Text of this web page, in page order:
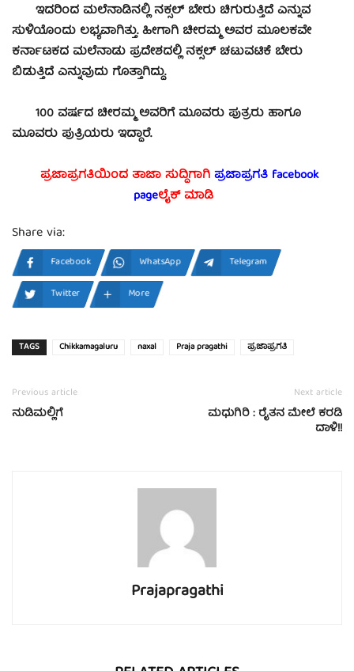
ಇದರಿಂದ ಮಲೆನಾಡಿನಲ್ಲಿ ನಕ್ಸಲ್ ಬೇರು ಚಿಗುರುತ್ತಿದೆ ಎನ್ನುವ
ಸುಳಿಯೊಂದು ಲಭ್ಯವಾಗಿತ್ತು. ಹೀಗಾಗಿ ಚೀರಮ್ಮ ಅವರ ಮೂಲಕವೇ
ಕರ್ನಾಟಕದ ಮಲೆನಾಡು ಪ್ರದೇಶದಲ್ಲಿ ನಕ್ಸಲ್ ಚಟುವಟಿಕೆ ಬೇರು
ಬಿಡುತ್ತಿದೆ ಎನ್ನುವುದು ಗೊತ್ತಾಗಿದ್ದು.
100 ವರ್ಷದ ಚೀರಮ್ಮ ಅವರಿಗೆ ಮೂವರು ಪುತ್ರರು ಹಾಗೂ
ಮೂವರು ಪುತ್ರಿಯರು ಇದ್ದಾರೆ.
ಪ್ರಜಾಪ್ರಗತಿಯಿಂದ ತಾಜಾ ಸುದ್ದಿಗಾಗಿಪ್ರಜಾಪ್ರಗತಿ facebook
pageಲೈಕ್ ಮಾಡಿ
Share via:
Facebook WhatsApp
Telegram
Twitter
More
TAGS Chikkamagaluru naxal Praja pragathi ಪ್ರಜಾಪ್ರಗತಿ
Previous article
ನುಡಿಮಲ್ಲಿಗೆ
Next article
ಮಧುಗಿರಿ : ರೈತನ ಮೇಲೆ ಕರಡಿ
ದಾಳಿ!!
Prajapragathi